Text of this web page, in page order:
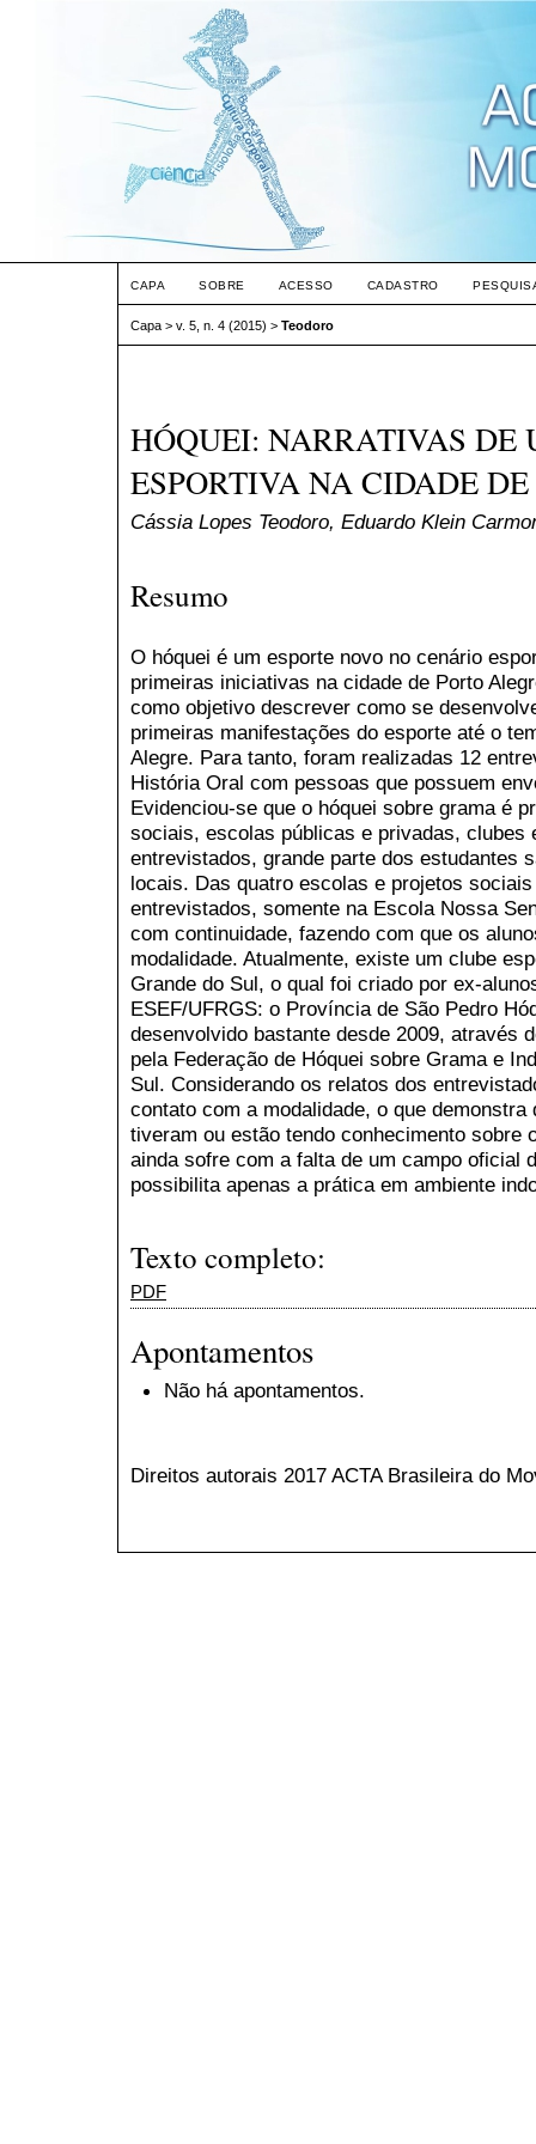
CAPA SOBRE ACESSO CADASTRO
Capa > v. 5, n. 4 (2015) > Teodoro
HÓQUEI: NARRATIVAS DE
ESPORTIVA NA CIDADE
Cássia Lopes Teodoro, Eduardo Klein
Resumo
O hóquei é um esporte novo no cenário
primeiras iniciativas na cidade de Porto
como objetivo descrever como se
primeiras manifestações do esporte até o
Alegre. Para tanto, foram realizadas 12
História Oral com pessoas que possuem
Evidenciou-se que o hóquei sobre grama é
sociais, escolas públicas e privadas, clubes
entrevistados, grande parte dos estudantes
locais. Das quatro escolas e projetos
entrevistados, somente na Escola Nossa
com continuidade, fazendo com que os
modalidade. Atualmente, existe um clube
Grande do Sul, o qual foi criado por ex-
ESEF/UFRGS: o Província de São Pedro
desenvolvido bastante desde 2009, através
pela Federação de Hóquei sobre Grama e
Sul. Considerando os relatos dos
contato com a modalidade, o que
tiveram ou estão tendo conhecimento sobre
ainda sofre com a falta de um campo oficial
possibilita apenas a prática em ambiente
Texto completo:
PDF
Apontamentos
Não há apontamentos.
Direitos autorais 2017 ACTA Brasileira do